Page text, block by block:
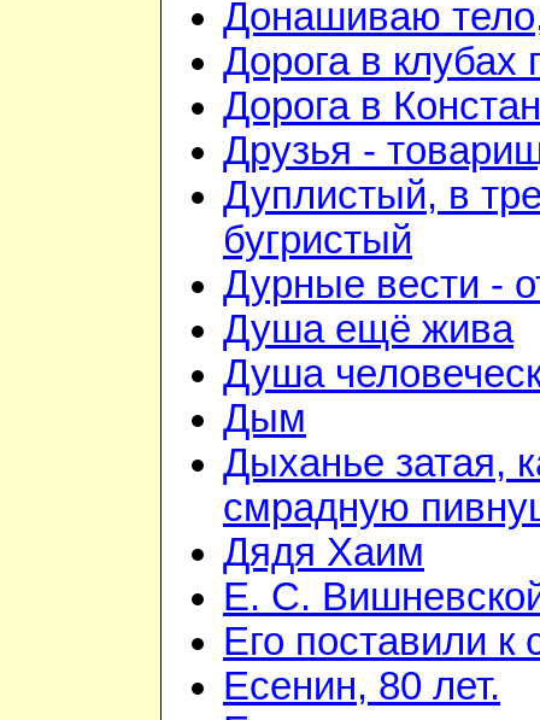
Донашиваю
Дорога в клубах
Дорога в
Друзья -
Дуплистый, в
бугристый
Дурные вести -
Душа ещё жива
Душа
Дым
Дыханье затая,
смрадную
Дядя Хаим
Е. С.
Его поставили к
Есенин, 80 лет.